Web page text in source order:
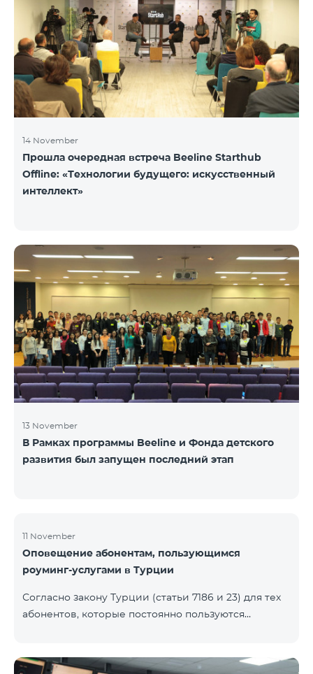
14 November
Прошла очередная встреча Beeline Starthub
Offline: «Технологии будущего: искусственный
интеллект»
13 November
В Рамках программы Beeline и Фонда детского
развития был запущен последний этап
11 November
Оповещение абонентам, пользующимся
роуминг-услугами в Турции
Согласно закону Турции (статьи 7186 и 23) для тех
абонентов, которые постоянно пользуются
мобильными сетями со стороны турецких